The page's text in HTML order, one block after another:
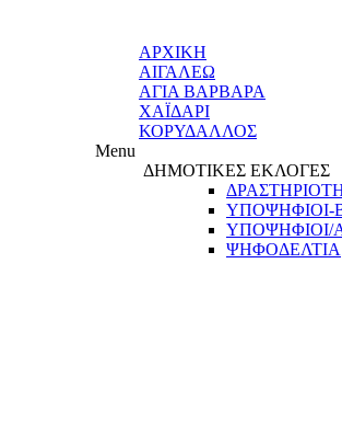
ΑΡΧΙΚΗ
ΑΙΓΑΛΕΩ
ΑΓΙΑ ΒΑΡΒΑΡΑ
ΧΑΪΔΑΡΙ
ΚΟΡΥΔΑΛΛΟΣ
Menu
ΔΗΜΟΤΙΚΕΣ ΕΚΛΟΓΕΣ
ΥΠΟΨΗΦΙΟΙ-
ΥΠΟΨΗΦΙΟΙ/
ΨΗΦΟΔΕΛΤΙΑ